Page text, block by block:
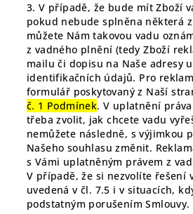
3. V případě, že bude mít Zboží
pokud nebude splněna některá
můžete Nám takovou vadu
z vadného plnění (tedy Zboží
mailu či dopisu na Naše adresy
identifikačních údajů. Pro
formulář poskytovaný z Naší
č. 1 Podmínek. V uplatnění
třeba zvolit, jak chcete vadu
nemůžete následně, s výjimkou
Našeho souhlasu změnit.
s Vámi uplatněným právem z
V případě, že si nezvolíte řešení
uvedená v čl. 7.5 i v situacích,
podstatným porušením Smlouvy.